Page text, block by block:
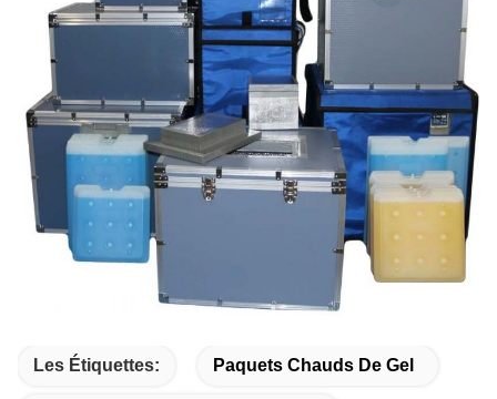
Les Étiquettes: Paquets Chauds De Gel